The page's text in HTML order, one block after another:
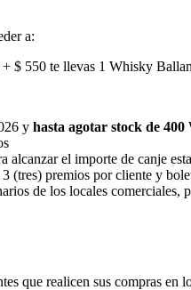
a:
$ 550 te llevas 1 Whisky
y hasta agotar stock de 400
alcanzar el importe de canje
(tres) premios por cliente y
de los locales
que realicen sus compras en